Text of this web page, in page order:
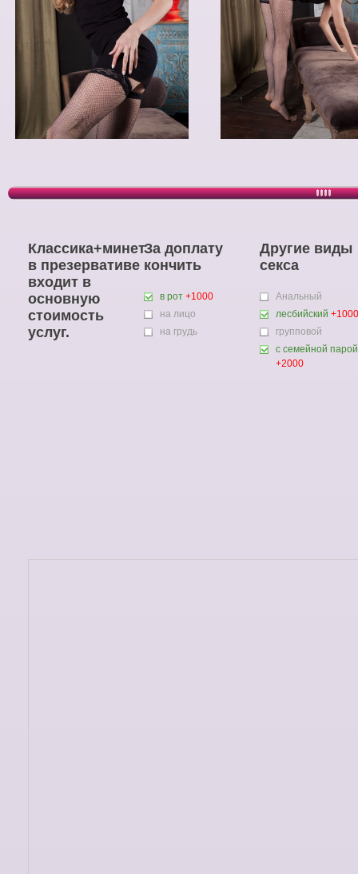
Классика+минет
в презервативе
входит в
основную
стоимость
услуг.
За доплату
кончить
в рот +1000
на лицо
на грудь
Другие виды
секса
Анальный
лесбийский +1000
групповой
с семейной парой
+2000